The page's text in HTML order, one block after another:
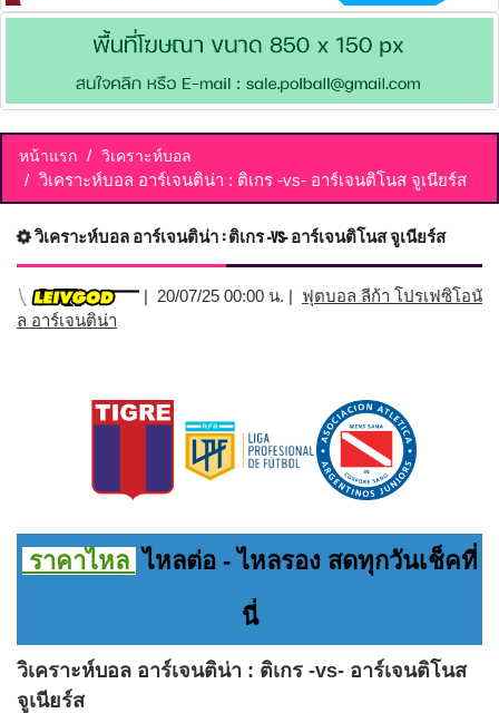
หน้าแรก วิเคราะห์บอล
วิเคราะห์บอล อาร์เจนติน่า : ติเกร -vs- อาร์เจนติโนส จูเนียร์ส
วิเคราะห์บอล อาร์เจนติน่า : ติเกร -vs- อาร์เจนติโนส จูเนียร์ส
| 20/07/25 00:00 น. | ฟุตบอล ลีก้า โปรเฟซิโอนั
ล อาร์เจนติน่า
ราคาไหล ไหลต่อ - ไหลรอง สดทุกวันเช็คที่
นี่
วิเคราะห์บอล อาร์เจนติน่า : ติเกร -vs- อาร์เจนติโนส
จูเนียร์ส